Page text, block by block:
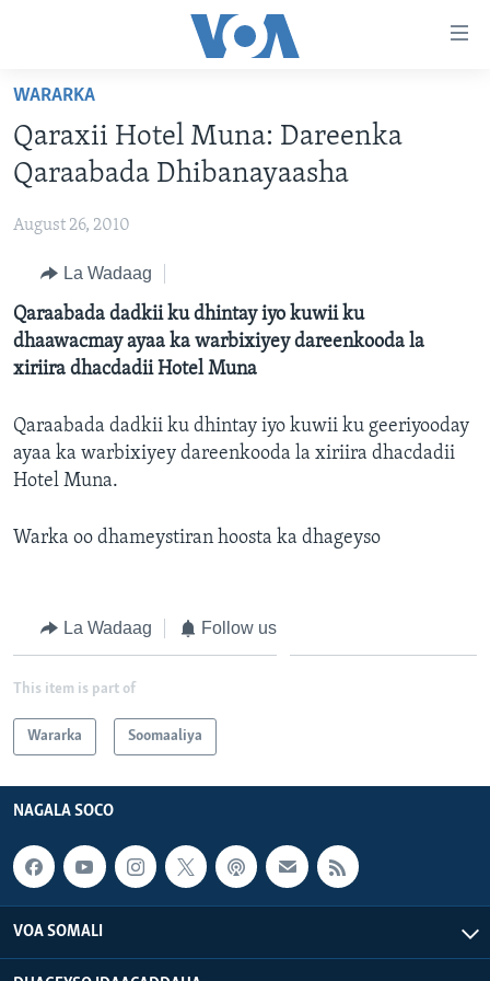
Mawduuca
Navigation-
gudub
Raadinta
WARARKA
SOOMAALIYA
CIYAARAHA
AFRIKA
MARAYKANKA
MAQAL IYO MUUQAAL
QUBANAHA VOA
QUBANAHA MAANTA
CAAWA IYO DUNIDA
VOA60 AFRIKA
BARNAAMIJYADA
DHAQANKA IYO HIDDAHA
HAMBALYADA IYO HEESAHA
CAWEYSKA WASHINGTON
WICITAANKA DHAGEYSTAHA
HIBADA IYO HAL ABUURKA
DHEXTAALKA TODDOBAADKA
NAGALA SOCO
Luqadaha
WARARKA
Qaraxii Hotel Muna: Dareenka
Qaraabada Dhibanayaasha
August 26, 2010
La Wadaag
Qaraabada dadkii ku dhintay iyo kuwii ku
dhaawacmay ayaa ka warbixiyey dareenkooda la
xiriira dhacdadii Hotel Muna
Qaraabada dadkii ku dhintay iyo kuwii ku geeriyooday
ayaa ka warbixiyey dareenkooda la xiriira dhacdadii
Hotel Muna.
Warka oo dhameystiran hoosta ka dhageyso
La Wadaag Follow us
This item is part of
Wararka Soomaaliya
NAGALA SOCO
VOA SOMALI